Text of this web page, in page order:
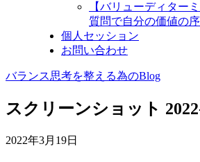
【バリューディター
質問で自分の価値の
個人セッション
お問い合わせ
バランス思考を整える為のBlog
スクリーンショット
2022年3月19日